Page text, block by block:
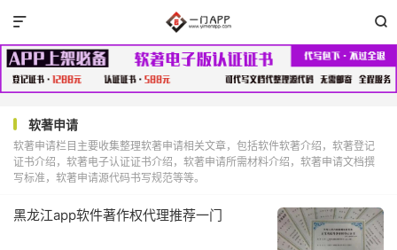


软著申请
软著申请栏目主要收集整理软著申请相关文章，包括软件软著介绍，软著登记
证书介绍，软著电子认证证书介绍，软著申请所需材料介绍，软著申请文档撰
写标准，软著申请源代码书写规范等等。
黑龙江app软件著作权代理推荐一门